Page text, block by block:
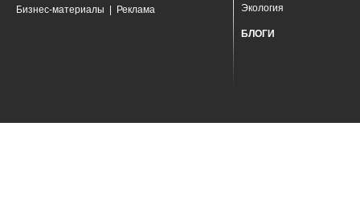
Бизнес-материалы Реклама
Экология
БЛОГИ